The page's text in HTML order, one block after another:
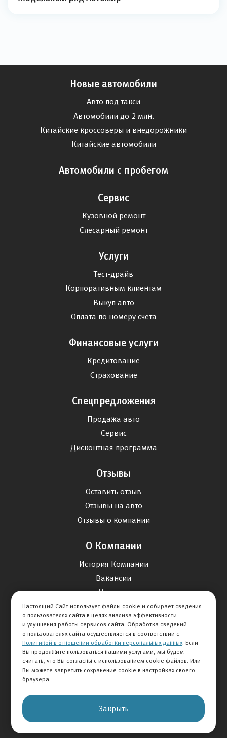
© 2026 АВТОМИР
Новые автомобили
Авто под такси
Автомобили до 2 млн.
Китайские кроссоверы и внедорожники
Китайские автомобили
Автомобили с пробегом
Сервис
Кузовной ремонт
Слесарный ремонт
Услуги
Тест-драйв
Корпоративным клиентам
Выкуп авто
Оплата по номеру счета
Финансовые услуги
Кредитование
Страхование
Спецпредложения
Продажа авто
Сервис
Дисконтная программа
Отзывы
Оставить отзыв
Отзывы на авто
Отзывы о компании
О Компании
История Компании
Вакансии
Новости
Карта сайта
Контакты
+7 495 292-60-60
Настоящий Сайт использует файлы cookie и собирает сведения
о пользователях сайта в целях анализа эффективности
и улучшения работы сервисов сайта. Обработка сведений
о пользователях сайта осуществляется в соответствии с
Политикой в отношении обработки персональных данных. Если
Вы продолжите пользоваться нашими услугами, мы будем
считать, что Вы согласны с использованием cookie-файлов. Или
Вы можете запретить сохранение cookie в настройках своего
браузера.
Закрыть